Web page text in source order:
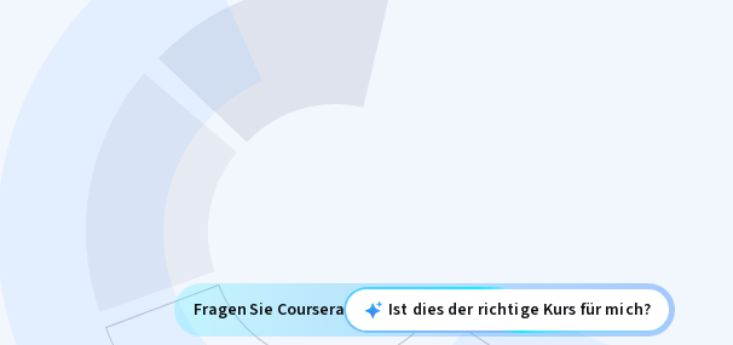
Fragen Sie Coursera Ist dies der richtige Kurs für mich?